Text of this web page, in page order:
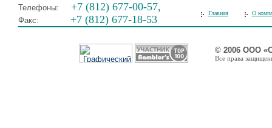
Телефоны: +7 (812) 677-00-57,
Факс: +7 (812) 677-18-53
Главная О
© 2006 ООО
Все права